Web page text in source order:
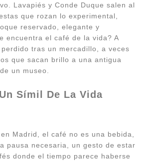
Lavapiés y Conde Duque salen al
que rozan lo experimental,
reservado, elegante y
encuentra el café de la vida? A
tras un mercadillo, a veces
que sacan brillo a una antigua
un museo.
Símil De La Vida
Madrid, el café no es una bebida,
pausa necesaria, un gesto de estar
donde el tiempo parece haberse